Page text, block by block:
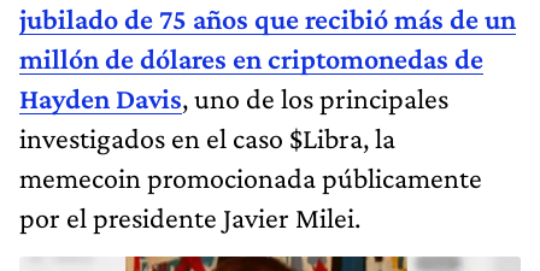
jubilado de 75 años que recibió más de un
millón de dólares en criptomonedas de
Hayden Davis, uno de los principales
investigados en el caso $Libra, la
memecoin promocionada públicamente
por el presidente Javier Milei.